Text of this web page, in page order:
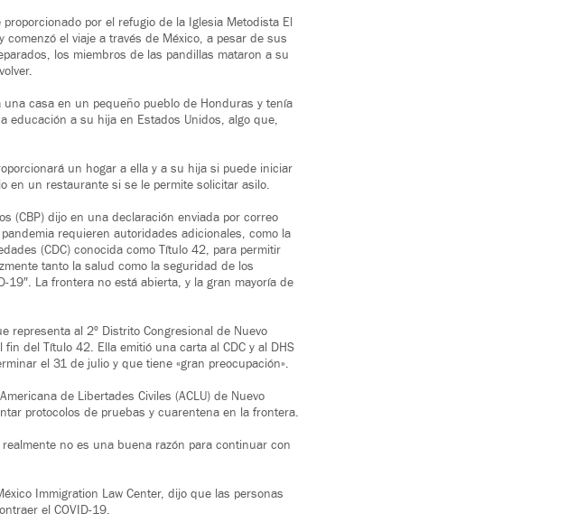
por el refugio de la Iglesia Metodista El
el viaje a través de México, a pesar de sus
los miembros de las pandillas mataron a su
casa en un pequeño pueblo de Honduras y tenía
educación a su hija en Estados Unidos, algo que,
un hogar a ella y a su hija si puede iniciar
en un restaurante si se le permite solicitar asilo.
(CBP) dijo en una declaración enviada por correo
requieren autoridades adicionales, como la
(CDC) conocida como Título 42, para permitir
tanto la salud como la seguridad de los
19″. La frontera no está abierta, y la gran mayoría de
representa al 2º Distrito Congresional de Nuevo
del Título 42. Ella emitió una carta al CDC y al DHS
el 31 de julio y que tiene «gran preocupación».
de Libertades Civiles (ACLU) de Nuevo
protocolos de pruebas y cuarentena en la frontera.
no es una buena razón para continuar con
Immigration Law Center, dijo que las personas
el COVID-19.